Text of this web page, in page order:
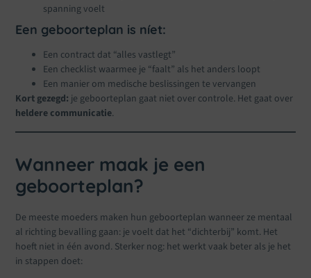
spanning voelt
Een geboorteplan is níet:
Een contract dat “alles vastlegt”
Een checklist waarmee je “faalt” als het anders loopt
Een manier om medische beslissingen te vervangen
Kort gezegd: je geboorteplan gaat niet over controle. Het gaat over
heldere communicatie.
Wanneer maak je een
geboorteplan?
De meeste moeders maken hun geboorteplan wanneer ze mentaal
al richting bevalling gaan: je voelt dat het “dichterbij” komt. Het
hoeft niet in één avond. Sterker nog: het werkt vaak beter als je het
in stappen doet: